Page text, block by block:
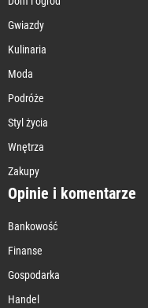
Gwiazdy
Kulinaria
Moda
Podróże
Styl życia
Wnętrza
Zakupy
Opinie i komentarze
Bankowość
Finanse
Gospodarka
Handel